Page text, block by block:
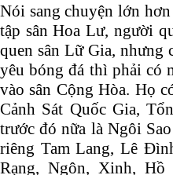
Nói sang chuyện lớn
tập sân Hoa Lư, người
quen sân Lữ Gia, nhưng
yêu bóng đá thì phải có
vào sân Cộng Hòa. Họ
Cảnh Sát Quốc Gia,
trước đó nữa là Ngôi
riêng Tam Lang, Lê
Rạng, Ngôn, Xinh, Hồ